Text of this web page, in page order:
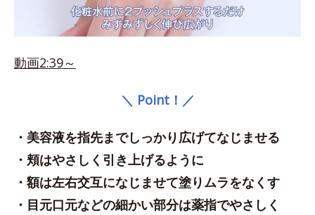
動画2:39～
＼ Point！／
・美容液を指先までしっかり広げてなじませる
・頬はやさしく引き上げるように
・額は左右交互になじませて塗りムラをなくす
・目元口元などの細かい部分は薬指でやさしく